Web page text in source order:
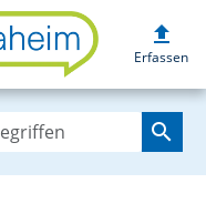
Luhe-
upload
Erfassen
search